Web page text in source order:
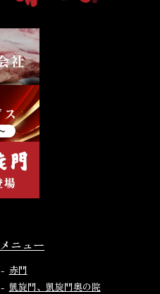
メニュー
赤門
凱旋門、凱旋門奥の院